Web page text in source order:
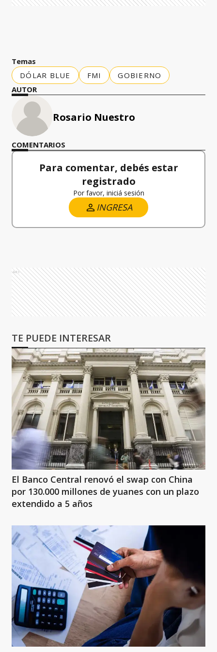
Temas
DÓLAR BLUE
FMI
GOBIERNO
AUTOR
Rosario Nuestro
COMENTARIOS
Para comentar, debés estar
registrado
Por favor, iniciá sesión
INGRESA
Ads
TE PUEDE INTERESAR
El Banco Central renovó el swap con China
por 130.000 millones de yuanes con un plazo
extendido a 5 años